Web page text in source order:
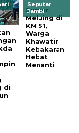
di
Seputar
Jambi
Sumur
Meluing di
KM 51,
Warga
Khawatir
Kebakaran
Hebat
Menanti